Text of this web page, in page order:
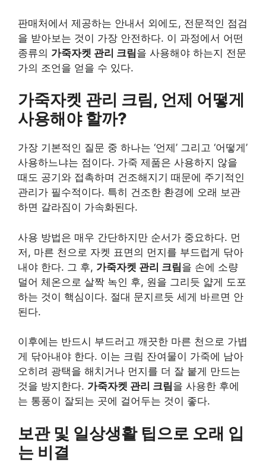
판매처에서 제공하는 안내서 외에도, 전문적인 점검
을 받아보는 것이 가장 안전하다. 이 과정에서 어떤
종류의 가죽자켓 관리 크림을 사용해야 하는지 전문
가의 조언을 얻을 수 있다.
가죽자켓 관리 크림, 언제 어떻게
사용해야 할까?
가장 기본적인 질문 중 하나는 ‘언제’ 그리고 ‘어떻게’
사용하느냐는 점이다. 가죽 제품은 사용하지 않을
때도 공기와 접촉하며 건조해지기 때문에 주기적인
관리가 필수적이다. 특히 건조한 환경에 오래 보관
하면 갈라짐이 가속화된다.
사용 방법은 매우 간단하지만 순서가 중요하다. 먼
저, 마른 천으로 자켓 표면의 먼지를 부드럽게 닦아
내야 한다. 그 후, 가죽자켓 관리 크림을 손에 소량
덜어 체온으로 살짝 녹인 후, 원을 그리듯 얇게 도포
하는 것이 핵심이다. 절대 문지르듯 세게 바르면 안
된다.
이후에는 반드시 부드러고 깨끗한 마른 천으로 가볍
게 닦아내야 한다. 이는 크림 잔여물이 가죽에 남아
오히려 광택을 해치거나 먼지를 더 잘 붙게 만드는
것을 방지한다. 가죽자켓 관리 크림을 사용한 후에
는 통풍이 잘되는 곳에 걸어두는 것이 좋다.
보관 및 일상생활 팁으로 오래 입
는 비결